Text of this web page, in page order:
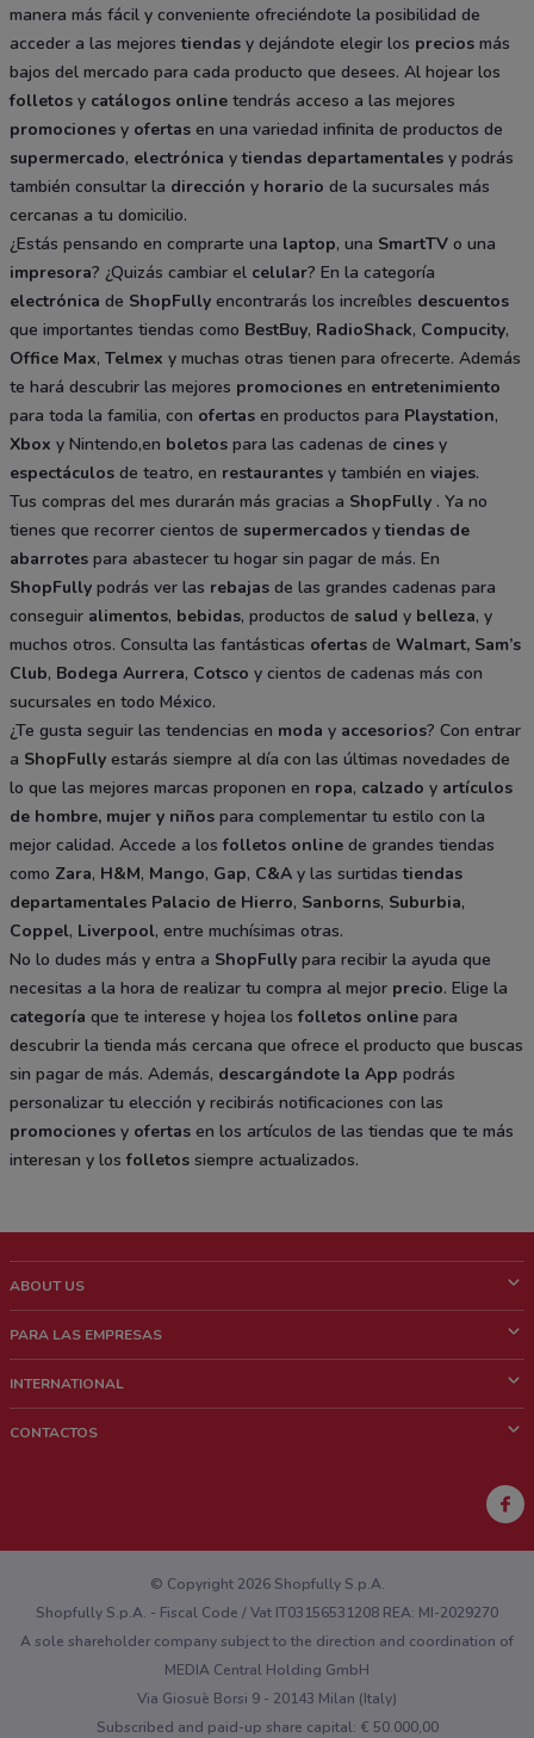
manera más fácil y conveniente ofreciéndote la posibilidad de
acceder a las mejorestiendas y dejándote elegir los precios más
bajos del mercado para cada producto que desees. Al hojear los
folletos y catálogos online tendrás acceso a las mejores
promociones y ofertas en una variedad infinita de productos de
supermercado, electrónica ytiendas departamentales y podrás
también consultar la dirección y horario de la sucursales más
cercanas a tu domicilio.
¿Estás pensando en comprarte una laptop, una SmartTV o una
impresora? ¿Quizás cambiar el celular? En la categoría
electrónica de ShopFully encontrarás los increíbles descuentos
que importantes tiendas como BestBuy, RadioShack, Compucity,
Office Max, Telmex y muchas otras tienen para ofrecerte. Además
te hará descubrir las mejores promociones en entretenimiento
para toda la familia, con ofertas en productos para Playstation,
Xbox y Nintendo,en boletos para las cadenas de cines y
espectáculos de teatro, en restaurantes y también en viajes.
Tus compras del mes durarán más gracias a ShopFully . Ya no
tienes que recorrer cientos de supermercados ytiendas de
abarrotes para abastecer tu hogar sin pagar de más. En
ShopFully podrás ver las rebajas de las grandes cadenas para
conseguir alimentos, bebidas, productos de salud y belleza, y
muchos otros. Consulta las fantásticas ofertas de Walmart, Sam’s
Club, Bodega Aurrera, Cotsco y cientos de cadenas más con
sucursales en todo México.
¿Te gusta seguir las tendencias en moda y accesorios? Con entrar
a ShopFully estarás siempre al día con las últimas novedades de
lo que las mejores marcas proponen en ropa, calzado y artículos
de hombre, mujer y niños para complementar tu estilo con la
mejor calidad. Accede a losfolletos online de grandes tiendas
como Zara, H&M, Mango, Gap, C&A y las surtidastiendas
departamentales Palacio de Hierro, Sanborns, Suburbia,
Coppel, Liverpool, entre muchísimas otras.
No lo dudes más y entra a ShopFully para recibir la ayuda que
necesitas a la hora de realizar tu compra al mejor precio. Elige la
categoría que te interese y hojea losfolletos online para
descubrir la tienda más cercana que ofrece el producto que buscas
sin pagar de más. Además, descargándote la App podrás
personalizar tu elección y recibirás notificaciones con las
promociones y ofertas en los artículos de las tiendas que te más
interesan y losfolletos siempre actualizados.
ABOUT US
¿Quiénes Somos?
Trabaja con nosotros
PARA LAS EMPRESAS
Contacto comercial
INTERNATIONAL
CONTACTOS
¿Encontraste un problema en la web o en la aplicación?
© Copyright 2026 Shopfully S.p.A.
Shopfully S.p.A. - Fiscal Code / Vat IT03156531208 REA: MI-2029270
A sole shareholder company subject to the direction and coordination of
MEDIA Central Holding GmbH
Via Giosuè Borsi 9 - 20143 Milan (Italy)
Subscribed and paid-up share capital: € 50.000,00